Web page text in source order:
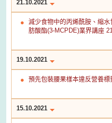
21.10.2021
減少食物中的丙烯酰胺、縮
肪酸酯(3-MCPDE)業界講座
19.10.2021
預先包裝腰果樣本違反營養標
15.10.2021